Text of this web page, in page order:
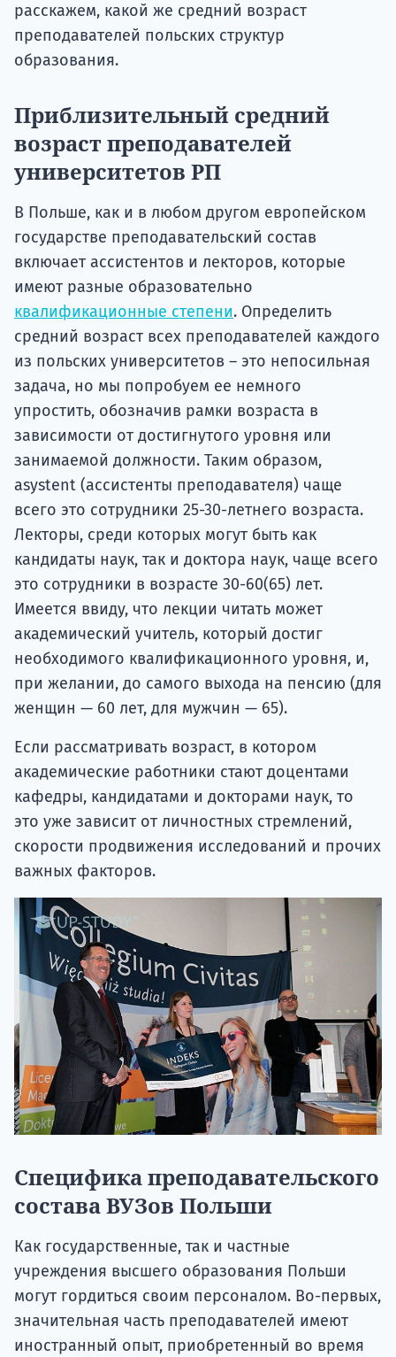
расскажем, какой же средний возраст
преподавателей польских структур
образования.
Приблизительный средний
возраст преподавателей
университетов РП
В Польше, как и в любом другом европейском
государстве преподавательский состав
включает ассистентов и лекторов, которые
имеют разные образовательно
квалификационные степени. Определить
средний возраст всех преподавателей каждого
из польских университетов – это непосильная
задача, но мы попробуем ее немного
упростить, обозначив рамки возраста в
зависимости от достигнутого уровня или
занимаемой должности. Таким образом,
asystent (ассистенты преподавателя) чаще
всего это сотрудники 25-30-летнего возраста.
Лекторы, среди которых могут быть как
кандидаты наук, так и доктора наук, чаще всего
это сотрудники в возрасте 30-60(65) лет.
Имеется ввиду, что лекции читать может
академический учитель, который достиг
необходимого квалификационного уровня, и,
при желании, до самого выхода на пенсию (для
женщин — 60 лет, для мужчин — 65).
Если рассматривать возраст, в котором
академические работники стают доцентами
кафедры, кандидатами и докторами наук, то
это уже зависит от личностных стремлений,
скорости продвижения исследований и прочих
важных факторов.
Специфика преподавательского
состава ВУЗов Польши
Как государственные, так и частные
учреждения высшего образования Польши
могут гордиться своим персоналом. Во-первых,
значительная часть преподавателей имеют
иностранный опыт, приобретенный во время